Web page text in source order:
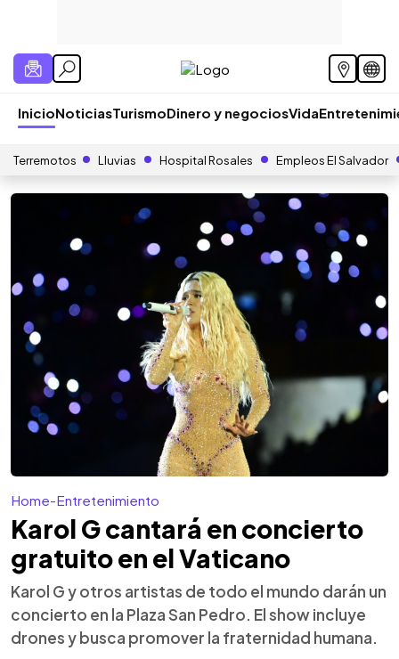
InicioNoticiasTurismoDinero y negociosVida
Terremotos Lluvias Hospital Rosales Empleos El Salvador
Home-Entretenimiento
Karol G cantará en concierto
gratuito en el Vaticano
Karol G y otros artistas de todo el mundo darán un
concierto en la Plaza San Pedro. El show incluye
drones y busca promover la fraternidad humana.